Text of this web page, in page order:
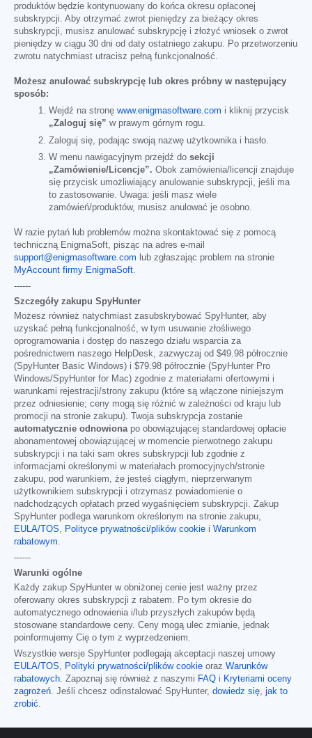
produktów będzie kontynuowany do końca okresu opłaconej
subskrypcji. Aby otrzymać zwrot pieniędzy za bieżący okres
subskrypcji, musisz anulować subskrypcję i złożyć wniosek o zwrot
pieniędzy w ciągu 30 dni od daty ostatniego zakupu. Po przetworzeniu
zwrotu natychmiast utracisz pełną funkcjonalność.
Możesz anulować subskrypcję lub okres próbny w następujący
sposób:
Wejdź na stronę www.enigmasoftware.com i kliknij przycisk
„Zaloguj się” w prawym górnym rogu.
Zaloguj się, podając swoją nazwę użytkownika i hasło.
W menu nawigacyjnym przejdź do sekcji
„Zamówienie/Licencje”. Obok zamówienia/licencji znajduje
się przycisk umożliwiający anulowanie subskrypcji, jeśli ma
to zastosowanie. Uwaga: jeśli masz wiele
zamówień/produktów, musisz anulować je osobno.
W razie pytań lub problemów można skontaktować się z pomocą
techniczną EnigmaSoft, pisząc na adres e-mail
support@enigmasoftware.com lub zgłaszając problem na stronie
MyAccount firmy EnigmaSoft
------
Szczegóły zakupu SpyHunter
Możesz również natychmiast zasubskrybować SpyHunter, aby
uzyskać pełną funkcjonalność, w tym usuwanie złośliwego
oprogramowania i dostęp do naszego działu wsparcia za
pośrednictwem naszego HelpDesk, zazwyczaj od $49.98 półrocznie
(SpyHunter Basic Windows) i $79.98 półrocznie (SpyHunter Pro
Windows/SpyHunter for Mac) zgodnie z materiałami ofertowymi i
warunkami rejestracji/strony zakupu (które są włączone niniejszym
przez odniesienie; ceny mogą się różnić w zależności od kraju lub
promocji na stronie zakupu). Twoja subskrypcja zostanie
automatycznie odnowiona po obowiązującej standardowej opłacie
abonamentowej obowiązującej w momencie pierwotnego zakupu
subskrypcji i na taki sam okres subskrypcji lub zgodnie z
informacjami określonymi w materiałach promocyjnych/stronie
zakupu, pod warunkiem, że jesteś ciągłym, nieprzerwanym
użytkownikiem subskrypcji i otrzymasz powiadomienie o
nadchodzących opłatach przed wygaśnięciem subskrypcji. Zakup
SpyHunter podlega warunkom określonym na stronie zakupu,
EULA/TOS
Polityce prywatności/plików cookie i Warunkom
rabatowym
------
Warunki ogólne
Każdy zakup SpyHunter w obniżonej cenie jest ważny przez
oferowany okres subskrypcji z rabatem. Po tym okresie do
automatycznego odnowienia i/lub przyszłych zakupów będą
stosowane standardowe ceny. Ceny mogą ulec zmianie, jednak
poinformujemy Cię o tym z wyprzedzeniem.
Wszystkie wersje SpyHunter podlegają akceptacji naszej umowy
EULA/TOS
Polityki prywatności/plików cookie oraz Warunków
rabatowych . Zapoznaj się również z naszymi FAQ i Kryteriami oceny
zagrożeń . Jeśli chcesz odinstalować SpyHunter, dowiedz się, jak to
zrobić